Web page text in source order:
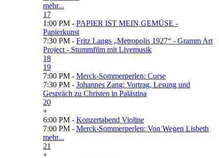
mehr...
17
1:00 PM - PAPIER IST MEIN GEMÜSE -
Papierkunst
7:30 PM - Fritz Langs „Metropolis 1927“ - Gramm Art
Project - Stummfilm mit Livemusik
18
19
7:00 PM - Merck-Sommerperlen: Curse
7:30 PM - Johannes Zang: Vortrag, Lesung und
Gespräch zu Christen in Palästina
20
+
6:00 PM - Konzertabend Violine
7:00 PM - Merck-Sommerperlen: Von Wegen Lisbeth
mehr...
21
+